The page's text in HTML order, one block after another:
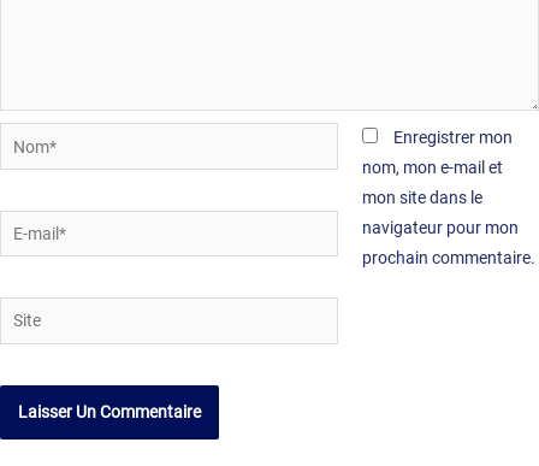
Nom*
mail*
Site
Enregistrer mon
nom, mon e-mail et
mon site dans le
navigateur pour mon
prochain commentaire.